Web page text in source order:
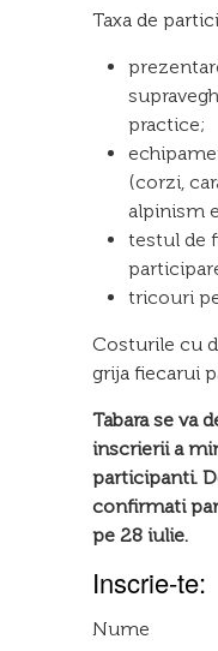
Taxa de
practice;
(corzi,
alpinism
testul de
tricouri
Costurile cu
grija fiecarui
Tabara se va
inscrierii a
participanti.
confirmati
pe 28 iulie.
Inscrie-te:
Nume